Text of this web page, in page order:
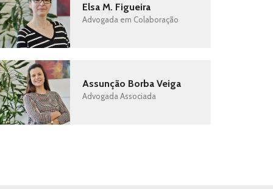
Elsa M. Figueira
Advogada em Colaboração
Assunção Borba Veiga
Advogada Associada